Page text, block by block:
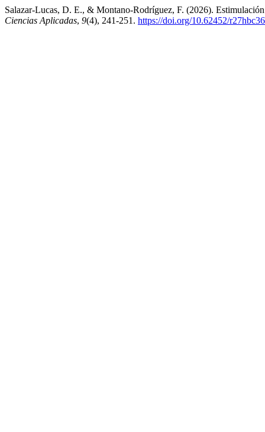
Salazar-Lucas, D. E., & Montano-Rodríguez, F. (2026).
Ciencias Aplicadas, 9(4), 241-251. https://doi.org/10.62452/r27hbc36